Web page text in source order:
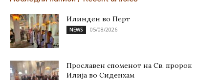
Илинден во Перт
NEWS 05/08/2026
Прославен споменот на Св. пророк
Илија во Сиденхам